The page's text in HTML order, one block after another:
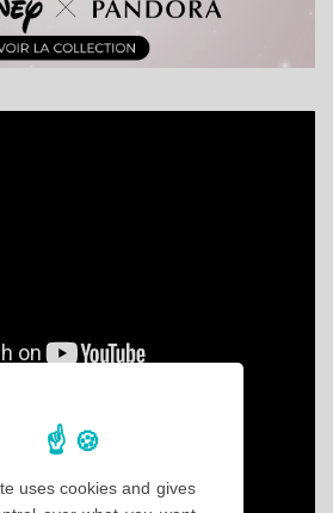
uses cookies and gives